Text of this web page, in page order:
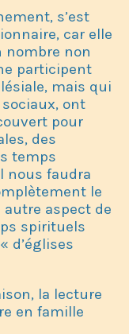
s’est
car elle
nombre non
participent
mais qui
ont
pour
des
temps
nous faudra
le
aspect de
spirituels
d’églises
la lecture
en famille